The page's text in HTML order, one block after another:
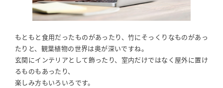
もともと食用だったものがあったり、竹にそっくりなものがあっ
たりと、観葉植物の世界は奥が深いですね。
玄関にインテリアとして飾ったり、室内だけではなく屋外に置け
るものもあったり、
楽しみ方もいろいろです。